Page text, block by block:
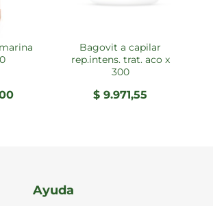
bagovit a capilar
rep.intens. trat. aco x
300
$ 9.971,55
Ayuda